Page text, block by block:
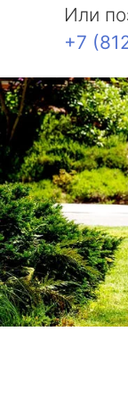
Или
+7